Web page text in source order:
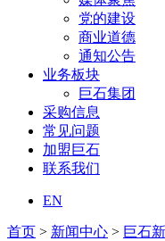
党的建设
商业道德
通知公告
业务板块
巨石集团
采购信息
常见问题
加盟巨石
联系我们
EN
首页 > 新闻中心 > 巨石